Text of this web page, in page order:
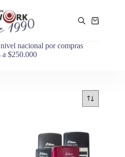
nacional por compras
a $250.000